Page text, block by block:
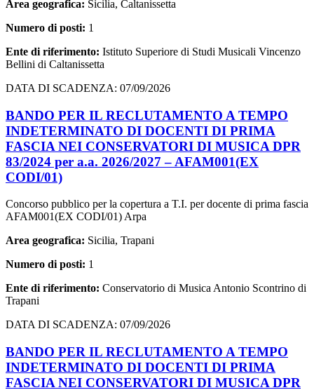
Area geografica: Sicilia, Caltanissetta
Numero di posti: 1
Ente di riferimento: Istituto Superiore di Studi Musicali Vincenzo
Bellini di Caltanissetta
DATA DI SCADENZA: 07/09/2026
BANDO PER IL RECLUTAMENTO A TEMPO
INDETERMINATO DI DOCENTI DI PRIMA
FASCIA NEI CONSERVATORI DI MUSICA DPR
83/2024 per a.a. 2026/2027 – AFAM001(EX
CODI/01)
Concorso pubblico per la copertura a T.I. per docente di prima fascia
AFAM001(EX CODI/01) Arpa
Area geografica: Sicilia, Trapani
Numero di posti: 1
Ente di riferimento: Conservatorio di Musica Antonio Scontrino di
Trapani
DATA DI SCADENZA: 07/09/2026
BANDO PER IL RECLUTAMENTO A TEMPO
INDETERMINATO DI DOCENTI DI PRIMA
FASCIA NEI CONSERVATORI DI MUSICA DPR